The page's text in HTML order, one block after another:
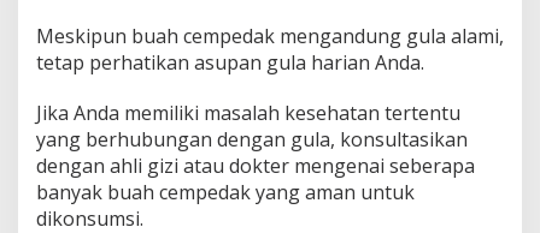
Meskipun buah cempedak mengandung gula alami,
tetap perhatikan asupan gula harian Anda.
Jika Anda memiliki masalah kesehatan tertentu
yang berhubungan dengan gula, konsultasikan
dengan ahli gizi atau dokter mengenai seberapa
banyak buah cempedak yang aman untuk
dikonsumsi.